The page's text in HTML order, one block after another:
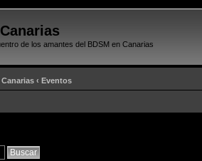
de los amantes del BDSM en Canarias
Canarias ‹ Eventos